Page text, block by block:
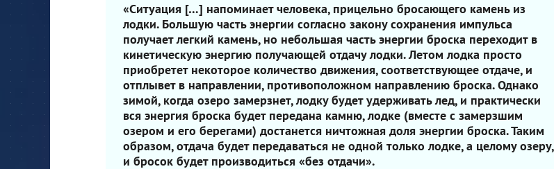
«Ситуация […] напоминает человека, прицельно бросающего камень из
лодки. Большую часть энергии согласно закону сохранения импульса
получает легкий камень, но небольшая часть энергии броска переходит в
кинетическую энергию получающей отдачу лодки. Летом лодка просто
приобретет некоторое количество движения, соответствующее отдаче, и
отплывет в направлении, противоположном направлению броска. Однако
зимой, когда озеро замерзнет, лодку будет удерживать лед, и практически
вся энергия броска будет передана камню, лодке (вместе с замерзшим
озером и его берегами) достанется ничтожная доля энергии броска. Таким
образом, отдача будет передаваться не одной только лодке, а целому озеру,
и бросок будет производиться «без отдачи».